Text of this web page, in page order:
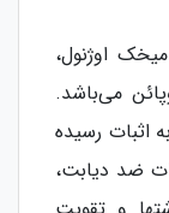
اوژﻧﻮل،
میﺑﺎﺷﺪ.
اﺛﺒﺎت رﺳﯿﺪه
ﺿﺪ دﯾﺎﺑﺖ،